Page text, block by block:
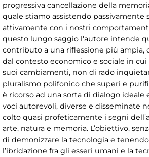
progressiva cancellazione della
quale stiamo assistendo passivamente
attivamente con i nostri
questo lungo saggio l'autore intende
contributo a una riflessione più ampia,
dal contesto economico e sociale in
suoi cambiamenti, non di rado
pluralismo polifonico che superi e
è ricorso ad una sorta di dialogo ideale
voci autorevoli, diverse e disseminate
colto quasi profeticamente i segni
arte, natura e memoria. L’obiettivo,
di demonizzare la tecnologia e
l’ibridazione fra gli esseri umani e la